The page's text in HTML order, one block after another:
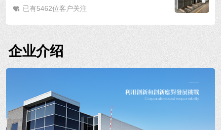
已有5462位客户关注
企业介绍